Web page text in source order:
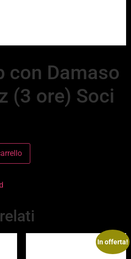
con Damaso
(3 ore) Soci
In offerta!